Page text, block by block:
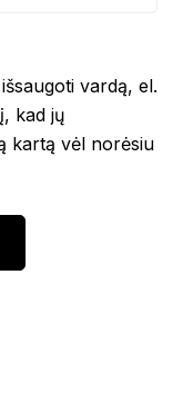
vardą, el.
kad jų
kartą vėl norėsiu